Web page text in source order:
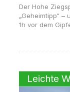
Der Hohe
„Geheimtipp“
1h vor dem
Leichte